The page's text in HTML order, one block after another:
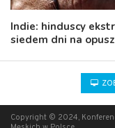
Indie: hinduscy
siedem dni na
Copyright © 2024,